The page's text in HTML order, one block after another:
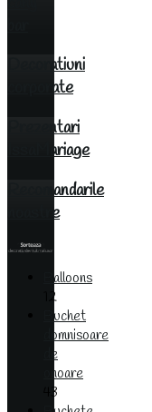
Decoratiuni
corporate
Prezentari
IssaMariage
Recomandarile
noastre
Balloons
12
Buchet
domnisoare
de
onoare
43